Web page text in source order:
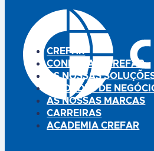
excelência. A…
CREFAR
CONHEÇA A CREFAR
AS NOSSAS
UNIDADES DE
AS NOSSAS MARCAS
CARREIRAS
ACADEMIA CREFAR